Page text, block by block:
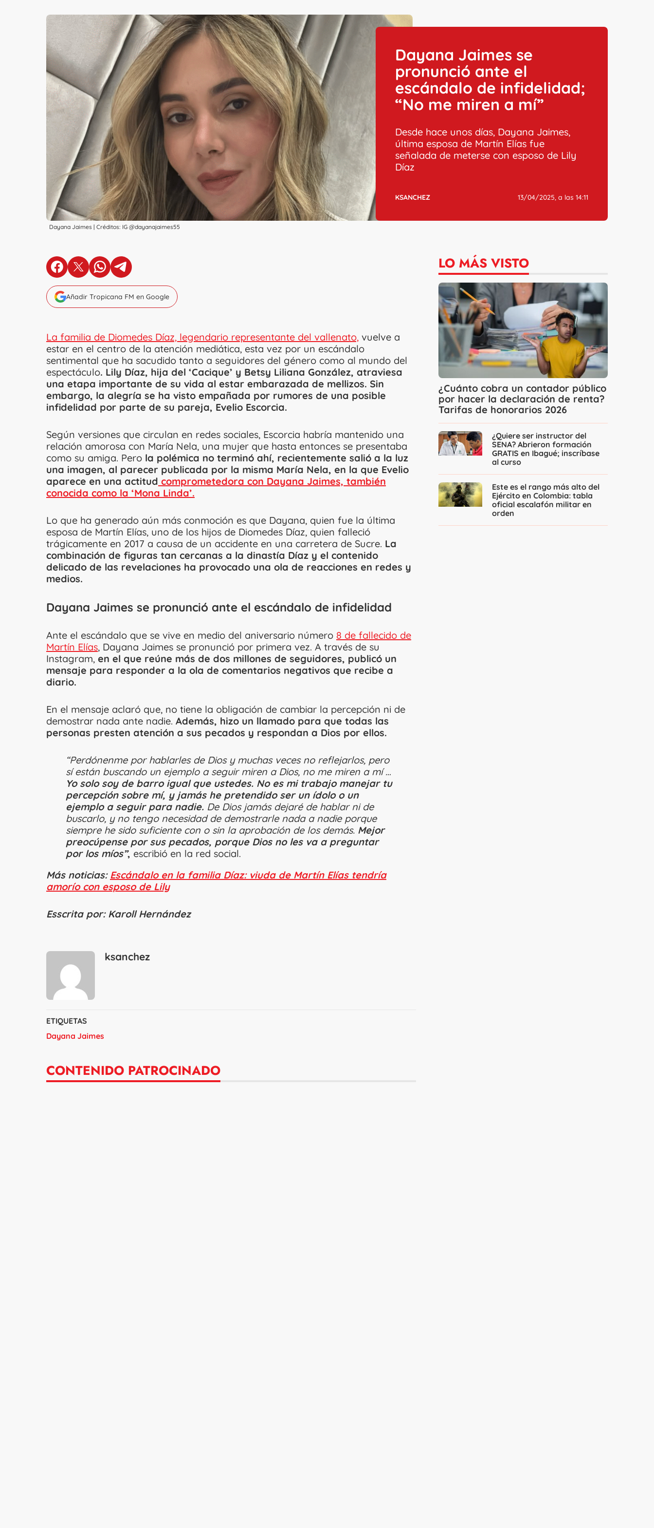
Dayana Jaimes | Créditos: IG @dayanajaimes55
Dayana Jaimes se
pronunció ante el
escándalo de infidelidad;
“No me miren a mí”
Desde hace unos días, Dayana Jaimes,
última esposa de Martín Elías fue
señalada de meterse con esposo de Lily
Díaz
KSANCHEZ 13/04/2025, a las 14:11
en Facebook
en X en Whatsapp
en Telegram
Añadir Tropicana FM en Google
La familia de Diomedes Díaz, legendario representante del vallenato, vuelve a
estar en el centro de la atención mediática, esta vez por un escándalo
sentimental que ha sacudido tanto a seguidores del género como al mundo del
espectáculo. Lily Díaz, hija del ‘Cacique’ y Betsy Liliana González, atraviesa
una etapa importante de su vida al estar embarazada de mellizos. Sin
embargo, la alegría se ha visto empañada por rumores de una posible
infidelidad por parte de su pareja, Evelio Escorcia.
Según versiones que circulan en redes sociales, Escorcia habría mantenido una
relación amorosa con María Nela, una mujer que hasta entonces se presentaba
como su amiga. Pero la polémica no terminó ahí, recientemente salió a la luz
una imagen, al parecer publicada por la misma María Nela, en la que Evelio
aparece en una actitud comprometedora con Dayana Jaimes, también
conocida como la ‘Mona Linda’.
Lo que ha generado aún más conmoción es que Dayana, quien fue la última
esposa de Martín Elías, uno de los hijos de Diomedes Díaz, quien falleció
trágicamente en 2017 a causa de un accidente en una carretera de Sucre. La
combinación de figuras tan cercanas a la dinastía Díaz y el contenido
delicado de las revelaciones ha provocado una ola de reacciones en redes y
medios.
Dayana Jaimes se pronunció ante el escándalo de infidelidad
Ante el escándalo que se vive en medio del aniversario número 8 de fallecido de
Martín Elías, Dayana Jaimes se pronunció por primera vez. A través de su
Instagram, en el que reúne más de dos millones de seguidores, publicó un
mensaje para responder a la ola de comentarios negativos que recibe a
diario.
En el mensaje aclaró que, no tiene la obligación de cambiar la percepción ni de
demostrar nada ante nadie. Además, hizo un llamado para que todas las
personas presten atención a sus pecados y respondan a Dios por ellos.
“Perdónenme por hablarles de Dios y muchas veces no reflejarlos, pero
sí están buscando un ejemplo a seguir miren a Dios, no me miren a mí …
Yo solo soy de barro igual que ustedes. No es mi trabajo manejar tu
percepción sobre mí, y jamás he pretendido ser un ídolo o un
ejemplo a seguir para nadie. De Dios jamás dejaré de hablar ni de
buscarlo, y no tengo necesidad de demostrarle nada a nadie porque
siempre he sido suficiente con o sin la aprobación de los demás. Mejor
preocúpense por sus pecados, porque Dios no les va a preguntar
por los míos”, escribió en la red social.
Más noticias: Escándalo en la familia Díaz: viuda de Martín Elías tendría
amorío con esposo de Lily
Esscrita por: Karoll Hernández
ksanchez
ETIQUETAS
Dayana Jaimes
CONTENIDO PATROCINADO
LO MÁS VISTO
¿Cuánto cobra un contador público
por hacer la declaración de renta?
Tarifas de honorarios 2026
¿Quiere ser instructor del
SENA? Abrieron formación
GRATIS en Ibagué; inscríbase
al curso
Este es el rango más alto del
Ejército en Colombia: tabla
oficial escalafón militar en
orden